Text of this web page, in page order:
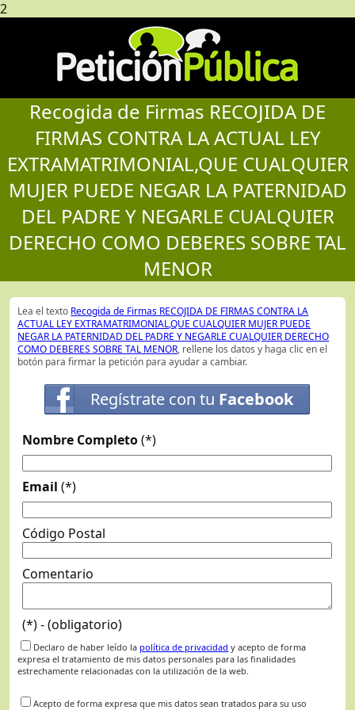
2
Recogida de Firmas RECOJIDA DE
FIRMAS CONTRA LA ACTUAL LEY
EXTRAMATRIMONIAL,QUE CUALQUIER
MUJER PUEDE NEGAR LA PATERNIDAD
DEL PADRE Y NEGARLE CUALQUIER
DERECHO COMO DEBERES SOBRE TAL
MENOR
Lea el texto Recogida de Firmas RECOJIDA DE FIRMAS CONTRA LA
ACTUAL LEY EXTRAMATRIMONIAL,QUE CUALQUIER MUJER PUEDE
NEGAR LA PATERNIDAD DEL PADRE Y NEGARLE CUALQUIER DERECHO
COMO DEBERES SOBRE TAL MENOR, rellene los datos y haga clic en el
botón para firmar la petición para ayudar a cambiar.
Regístrate con tu Facebook
Nombre Completo(*)
Email (*)
Código Postal
Comentario
(*) - (obligatorio)
Declaro de haber leído la política de privacidad y acepto de forma
expresa el tratamiento de mis datos personales para las finalidades
estrechamente relacionadas con la utilización de la web.
Acepto de forma expresa que mis datos sean tratados para su uso